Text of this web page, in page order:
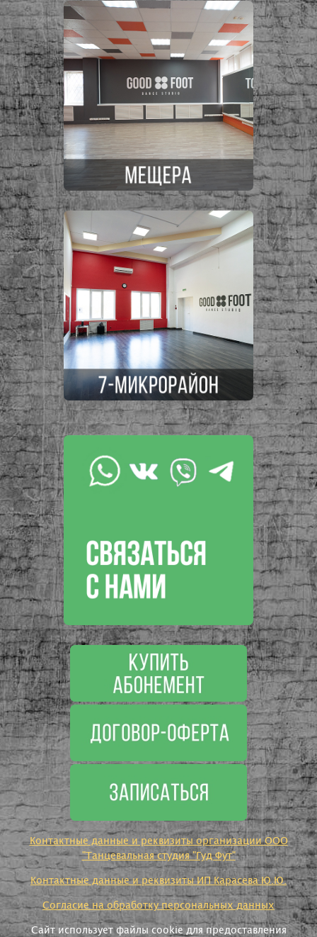
Контактные данные и реквизиты организации ООО
"Танцевальная студия "Гуд Фут"
Контактные данные и реквизиты ИП Карасева Ю.Ю.
Согласие на обработку персональных данных
Сайт использует файлы cookie для предоставления